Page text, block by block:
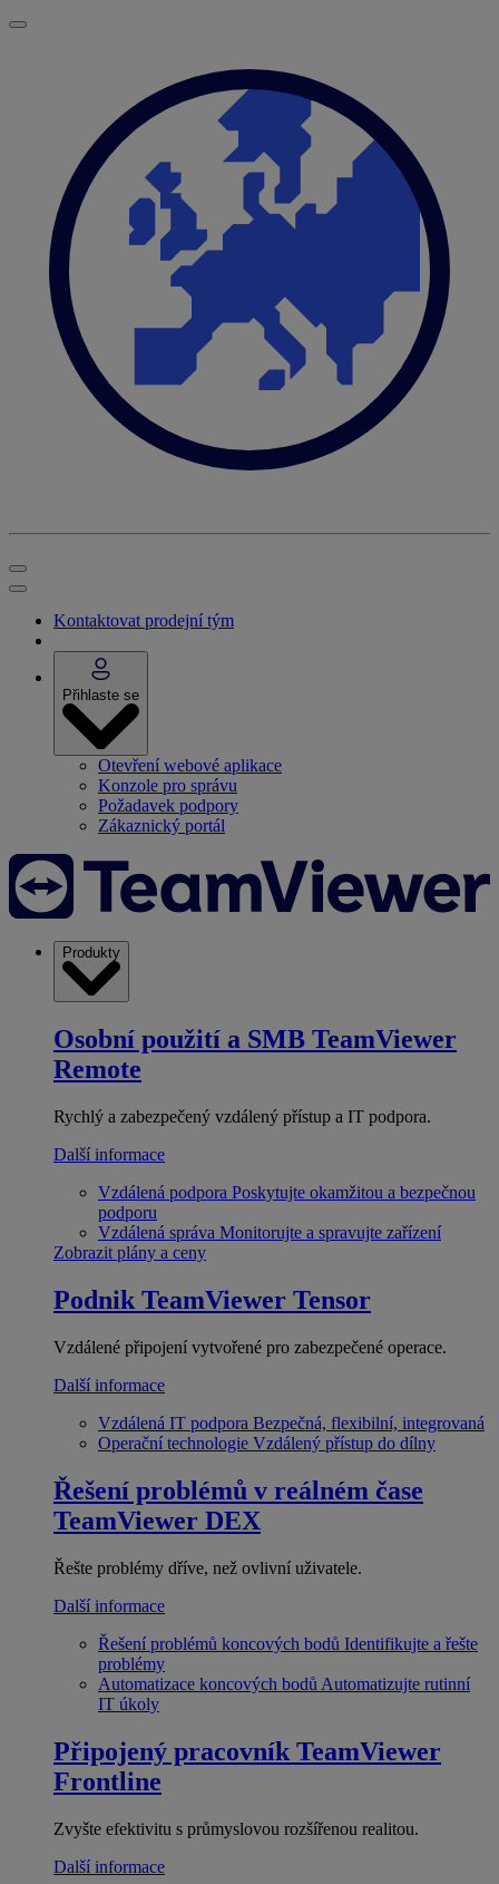
Kontaktovat prodejní tým
Přihlaste se
Otevření webové aplikace
Konzole pro správu
Požadavek podpory
Zákaznický portál
Produkty
Osobní použití a SMB TeamViewer
Remote
Rychlý a zabezpečený vzdálený přístup a IT podpora.
Další informace
Vzdálená podpora Poskytujte okamžitou a bezpečnou
podporu
Vzdálená správa Monitorujte a spravujte zařízení
Zobrazit plány a ceny
Podnik TeamViewer Tensor
Vzdálené připojení vytvořené pro zabezpečené operace.
Další informace
Vzdálená IT podpora Bezpečná, flexibilní, integrovaná
Operační technologie Vzdálený přístup do dílny
Řešení problémů v reálném čase
TeamViewer DEX
Řešte problémy dříve, než ovlivní uživatele.
Další informace
Řešení problémů koncových bodů Identifikujte a řešte
problémy
Automatizace koncových bodů Automatizujte rutinní
IT úkoly
Připojený pracovník TeamViewer
Frontline
Zvyšte efektivitu s průmyslovou rozšířenou realitou.
Další informace